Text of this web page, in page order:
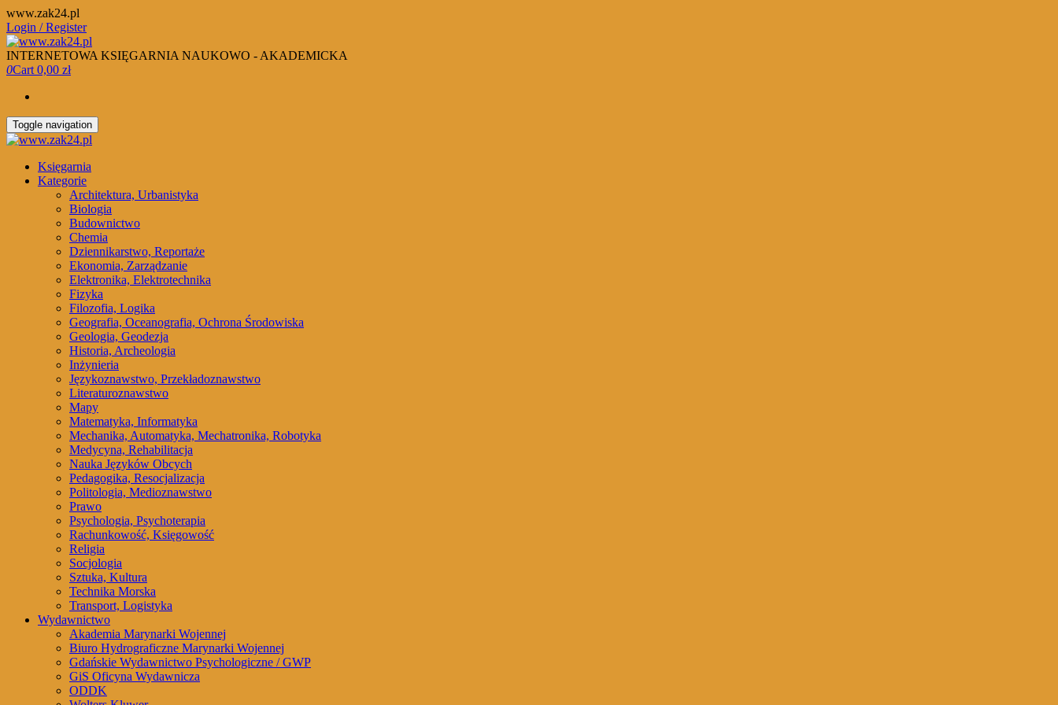
Skip
to
the
content
www.zak24.pl
Login / Register
INTERNETOWA KSIĘGARNIA NAUKOWO - AKADEMICKA
0Cart 0,00 zł
Toggle navigation
Księgarnia
Kategorie
Architektura, Urbanistyka
Biologia
Budownictwo
Chemia
Dziennikarstwo, Reportaże
Ekonomia, Zarządzanie
Elektronika, Elektrotechnika
Fizyka
Filozofia, Logika
Geografia, Oceanografia, Ochrona Środowiska
Geologia, Geodezja
Historia, Archeologia
Inżynieria
Językoznawstwo, Przekładoznawstwo
Literaturoznawstwo
Mapy
Matematyka, Informatyka
Mechanika, Automatyka, Mechatronika, Robotyka
Medycyna, Rehabilitacja
Nauka Języków Obcych
Pedagogika, Resocjalizacja
Politologia, Medioznawstwo
Prawo
Psychologia, Psychoterapia
Rachunkowość, Księgowość
Religia
Socjologia
Sztuka, Kultura
Technika Morska
Transport, Logistyka
Wydawnictwo
Akademia Marynarki Wojennej
Biuro Hydrograficzne Marynarki Wojennej
Gdańskie Wydawnictwo Psychologiczne / GWP
GiS Oficyna Wydawnicza
ODDK